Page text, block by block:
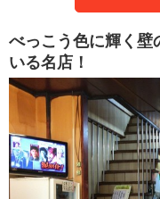
べっこう色に輝く壁
いる名店！